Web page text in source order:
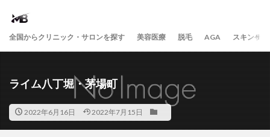
全国からクリニック・サロンを探す 美容医療 脱毛 AGA スキンケア
ライム八丁堀・茅場町
2022年6月16日 2022年7月15日